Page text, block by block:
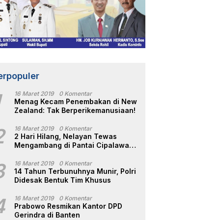
16 Maret 2019 0 Komentar
Menag Kecam Penembakan di New
Zealand: Tak Berperikemanusiaan!
16 Maret 2019 0 Komentar
2 Hari Hilang, Nelayan Tewas
Mengambang di Pantai Cipalawah
16 Maret 2019 0 Komentar
14 Tahun Terbunuhnya Munir, Polri
Didesak Bentuk Tim Khusus
16 Maret 2019 0 Komentar
Prabowo Resmikan Kantor DPD
Gerindra di Banten